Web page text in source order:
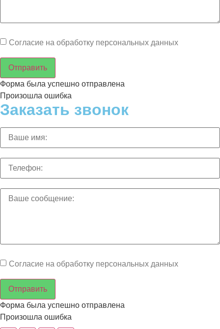
Согласие на обработку персональных данных
Отправить
Форма была успешно отправлена
Произошла ошибка
Заказать звонок
Согласие на обработку персональных данных
Отправить
Форма была успешно отправлена
Произошла ошибка